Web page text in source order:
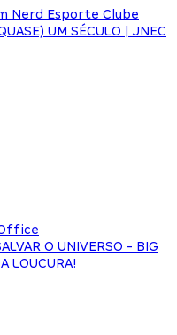
Nerd Esporte Clube
UM SÉCULO | JNEC
O UNIVERSO - BIG
LOUCURA!